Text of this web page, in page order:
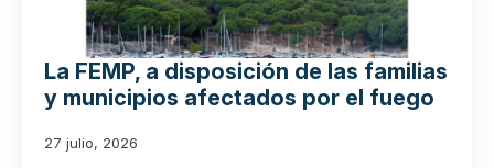
La FEMP, a disposición de las familias
y municipios afectados por el fuego
27 julio, 2026